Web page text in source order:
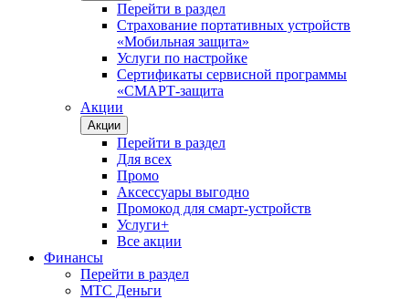
Перейти в раздел
Страхование портативных устройств
«Мобильная защита»
Услуги по настройке
Сертификаты сервисной программы
«СМАРТ-защита
Акции
Акции
Перейти в раздел
Для всех
Промо
Аксессуары выгодно
Промокод для смарт-устройств
Услуги+
Все акции
Финансы
Перейти в раздел
МТС Деньги